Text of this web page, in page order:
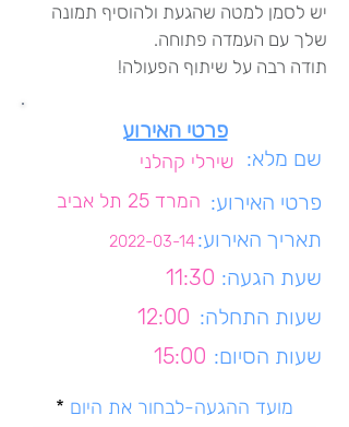
יש לסמן למטה שהגעת ולהוסיף תמונה
שלך עם העמדה פתוחה.
תודה רבה על שיתוף הפעולה!
פרטי האירוע
שירלי קהלני שם מלא:
המרד 25 תל אביב פרטי האירוע:
2022-03-14תאריך האירוע:
11:30 שעת הגעה:
12:00 שעות התחלה:
15:00 שעות הסיום:
מועד ההגעה-לבחור את היום *